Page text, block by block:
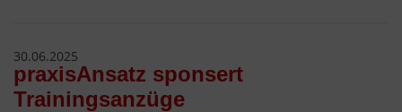
30.06.2025
praxisAnsatz sponsert
Trainingsanzüge